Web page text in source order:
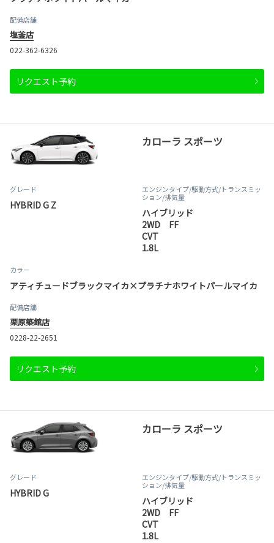
配備店舗
塩釜店
022-362-6326
リクエスト予約
カローラ スポーツ
グレード
HYBRID G Z
エンジンタイプ/駆動方式/トランスミッ
ション/排気量
ハイブリッド
2WD FF
CVT
1.8L
カラー
アティチュードブラックマイカ×プラチナホワイトパールマイカ
配備店舗
栗原築館店
0228-22-2651
リクエスト予約
カローラ スポーツ
グレード
HYBRID G
エンジンタイプ/駆動方式/トランスミッ
ション/排気量
ハイブリッド
2WD FF
CVT
1.8L